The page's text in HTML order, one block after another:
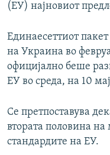
(ЕУ) најновиот
Единаесеттиот
на Украина во
официјално беше
ЕУ во среда, на 10
Се претпоставува
втората половина
стандардите на ЕУ.